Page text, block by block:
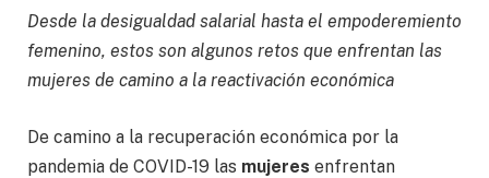
Desde la desigualdad salarial hasta el empoderemiento
femenino, estos son algunos retos que enfrentan las
mujeres de camino a la reactivación económica
De camino a la recuperación económica por la
pandemia de COVID-19 las mujeres enfrentan